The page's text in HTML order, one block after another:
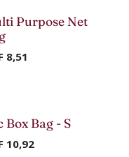
!
Purpose Net
8,51
!
Box Bag - S
10,92